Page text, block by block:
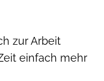
zur Arbeit
einfach mehr